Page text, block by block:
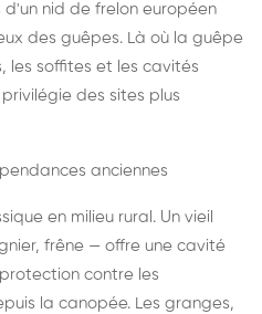
nid de frelon européen
des guêpes. Là où la guêpe
les soffites et les cavités
des sites plus
anciennes
en milieu rural. Un vieil
frêne — offre une cavité
contre les
la canopée. Les granges,